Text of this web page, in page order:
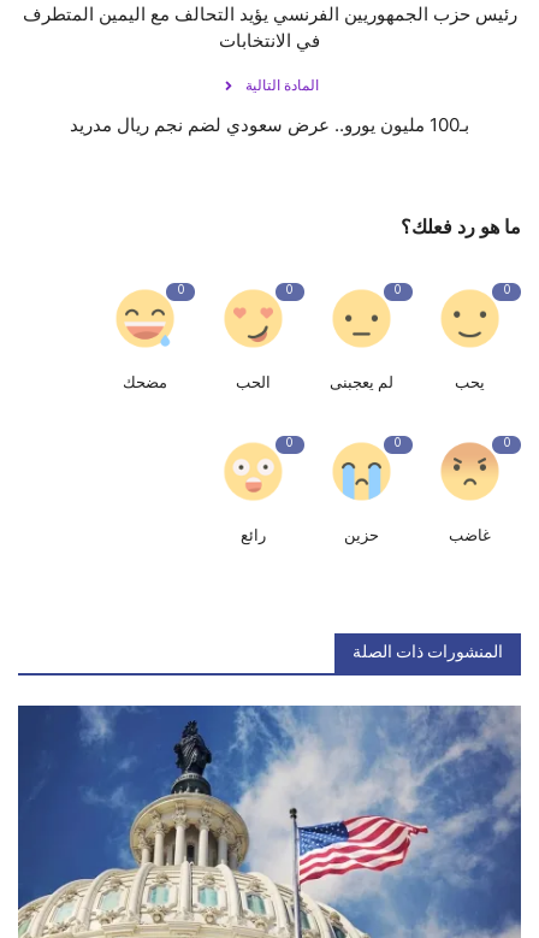
رئيس حزب الجمهوريين الفرنسي يؤيد التحالف مع اليمين المتطرف
في الانتخابات
المادة التالية
بـ100 مليون يورو.. عرض سعودي لضم نجم ريال مدريد
ما هو رد فعلك؟
0
يحب
0
لم يعجبنى
0
الحب
0
مضحك
0
غاضب
0
حزين
0
رائع
المنشورات ذات الصلة